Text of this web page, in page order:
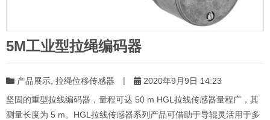
5M工业型拉绳编码器
产品展示 拉绳位移传感器 |
2020年9月9日 14:23
坚固的重型拉线编码器，量程可达 50 m HGL拉线传感器量程广，其
测量长度为 5 m。HGL拉线传感器系列产品可借助于导辊灵活用于多